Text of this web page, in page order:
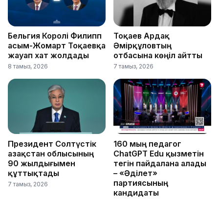
Бельгия Королі Филипп
Қасым-Жомарт Тоқаевқа
жауап хат жолдады
8 тамыз, 2026
Тоқаев Ардақ
Әмірқұловтың
отбасына көңіл айтты
7 тамыз, 2026
Президент Солтүстік
Қазақстан облысының
90 жылдығымен
құттықтады
7 тамыз, 2026
160 мың педагог
ChatGPT Edu қызметін
тегін пайдалана алады
– «Әділет»
партиясының
кандидаты